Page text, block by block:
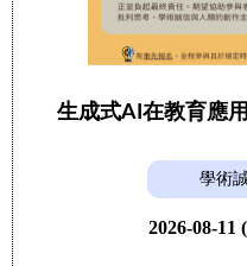
生成式AI在教育應
學術
2026-08-11